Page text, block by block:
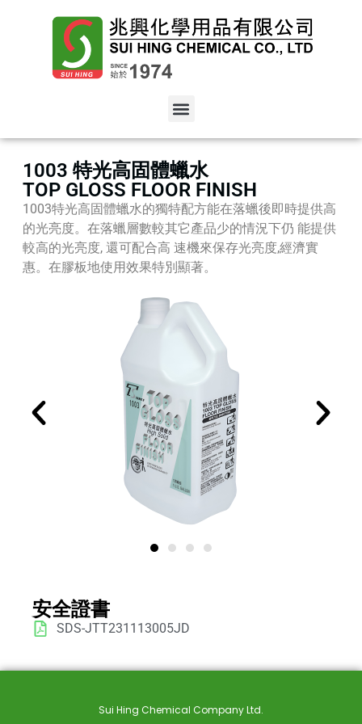
1003 特光高固體蠟水
TOP GLOSS FLOOR FINISH
1003特光高固體蠟水的獨特配方能在落蠟後即時提供高
的光亮度。在落蠟層數較其它產品少的情況下仍 能提供
較高的光亮度, 還可配合高 速機來保存光亮度,經濟實
惠。在膠板地使用效果特別顯著。
安全證書
SDS-JTT231113005JD
Sui Hing Chemical Company Ltd.